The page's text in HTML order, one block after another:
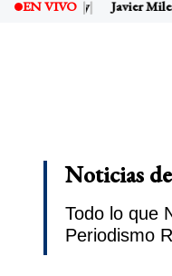
EN VIVO
Dólar hoy Javier Milei
Noticias
Todo lo que
Periodismo